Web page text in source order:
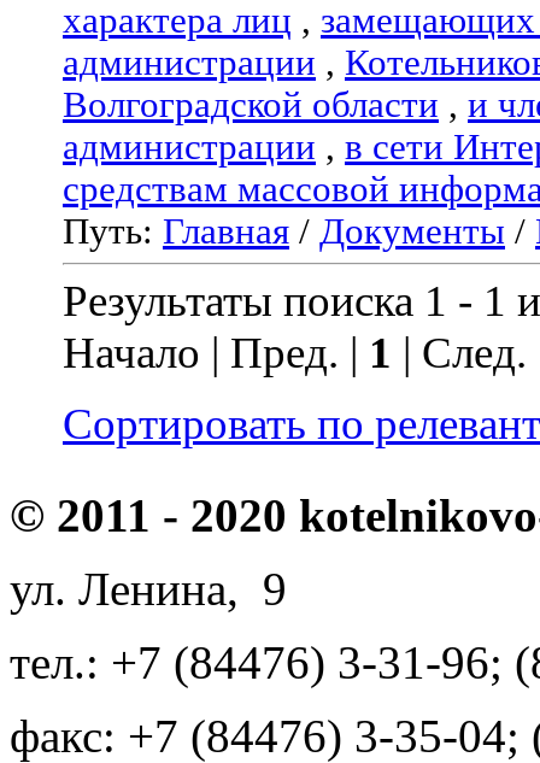
характера лиц , замещающих
администрации ,
Волгоградской области , и
администрации , в сети
средствам массовой
Путь: Главная / Документы /
Результаты поиска 1 - 1
Начало | Пред. | 1 |
Сортировать по
© 2011 - 2020
ул. Ленина, 9
тел.: +7 (84476) 3-31-96;
факс: +7 (84476) 3-35-04;